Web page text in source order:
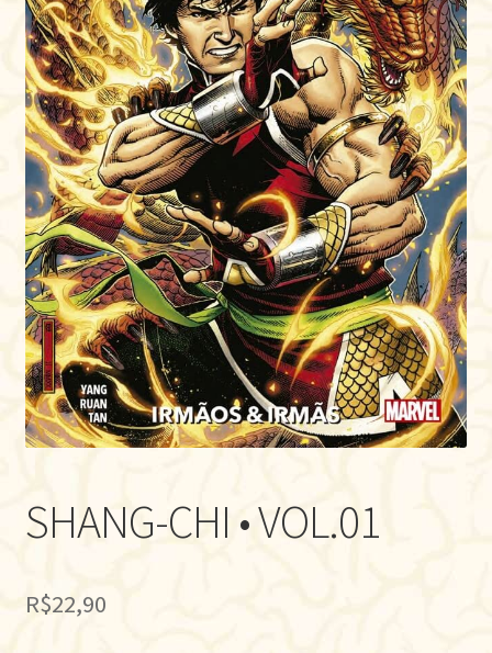
SHANG-CHI • VOL.01
R$22,90